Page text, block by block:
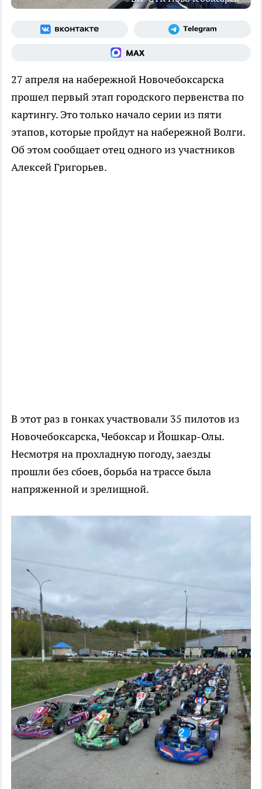
27 апреля на набережной Новочебоксарска
прошел первый этап городского первенства по
картингу. Это только начало серии из пяти
этапов, которые пройдут на набережной Волги.
Об этом сообщает отец одного из участников
Алексей Григорьев.
В этот раз в гонках участвовали 35 пилотов из
Новочебоксарска, Чебоксар и Йошкар-Олы.
Несмотря на прохладную погоду, заезды
прошли без сбоев, борьба на трассе была
напряженной и зрелищной.